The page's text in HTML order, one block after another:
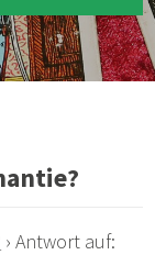
› Antwort auf: